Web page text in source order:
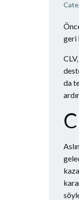
geri
da